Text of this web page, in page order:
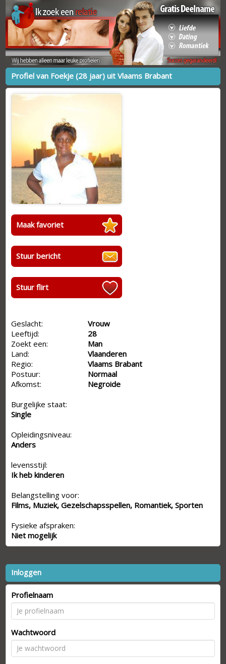
Profiel van Foekje (28 jaar) uit Vlaams Brabant
Maak favoriet
Stuur bericht
Stuur flirt
Geslacht:
Vrouw
Leeftijd:
28
Zoekt een:
Man
Land:
Vlaanderen
Regio:
Vlaams Brabant
Postuur:
Normaal
Afkomst:
Negroide
Burgelijke staat:
Single
Opleidingsniveau:
Anders
levensstijl:
Ik heb kinderen
Belangstelling voor:
Films, Muziek, Gezelschapsspellen, Romantiek, Sporten
Fysieke afspraken:
Niet mogelijk
Inloggen
Profielnaam
Wachtwoord